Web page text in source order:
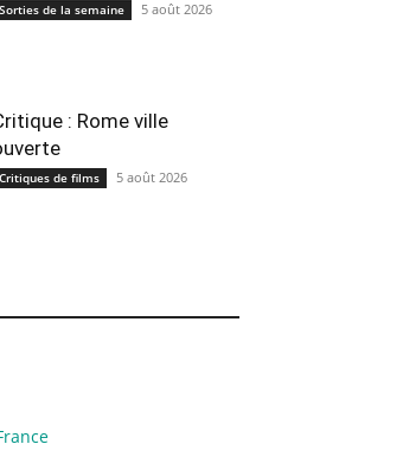
Sorties de la semaine 5 août 2026
: Rome ville
Critiques de films 5 août 2026